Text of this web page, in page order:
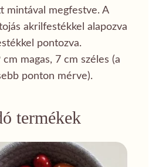
mintával megfestve. A
akrilfestékkel alapozva
pontozva.
magas, 7 cm széles (a
ponton mérve).
termékek